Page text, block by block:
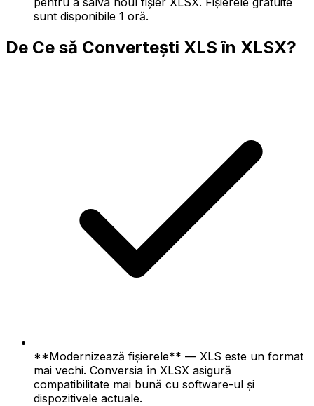
sunt disponibile 1 oră.
De Ce să Convertești XLS în XLSX?
**Modernizează fișierele** — XLS este un format
mai vechi. Conversia în XLSX asigură
compatibilitate mai bună cu software-ul și
dispozitivele actuale.